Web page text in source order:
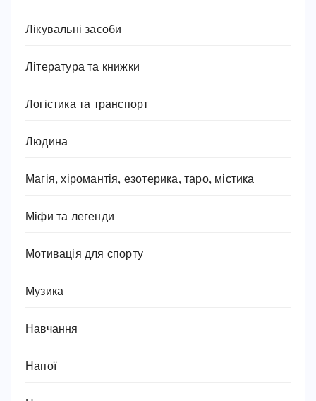
Лікувальні засоби
Література та книжки
Логістика та транспорт
Людина
Магія, хіромантія, езотерика, таро, містика
Міфи та легенди
Мотивація для спорту
Музика
Навчання
Напої